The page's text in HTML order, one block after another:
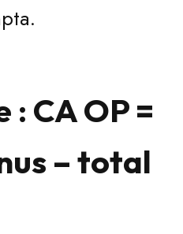
CA OP =
– total